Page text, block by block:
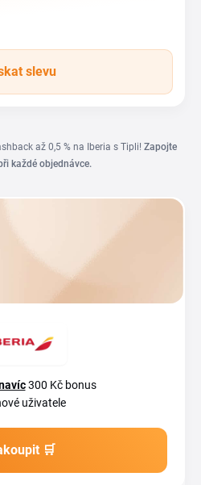
slevu
až 0,5 % na Iberia s Tipli! Zapojte
každé objednávce.
300 Kč bonus
uživatele
🛒